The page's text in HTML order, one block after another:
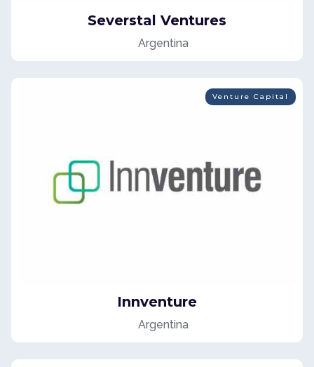
Severstal Ventures
Argentina
Venture Capital
Innventure
Argentina